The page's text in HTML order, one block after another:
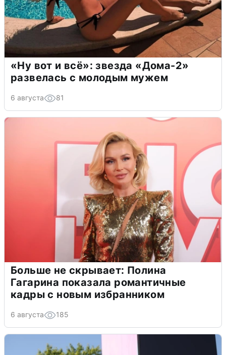
«Ну вот и всё»: звезда «Дома-2»
развелась с молодым мужем
6 августа 81
Больше не скрывает: Полина
Гагарина показала романтичные
кадры с новым избранником
6 августа 185